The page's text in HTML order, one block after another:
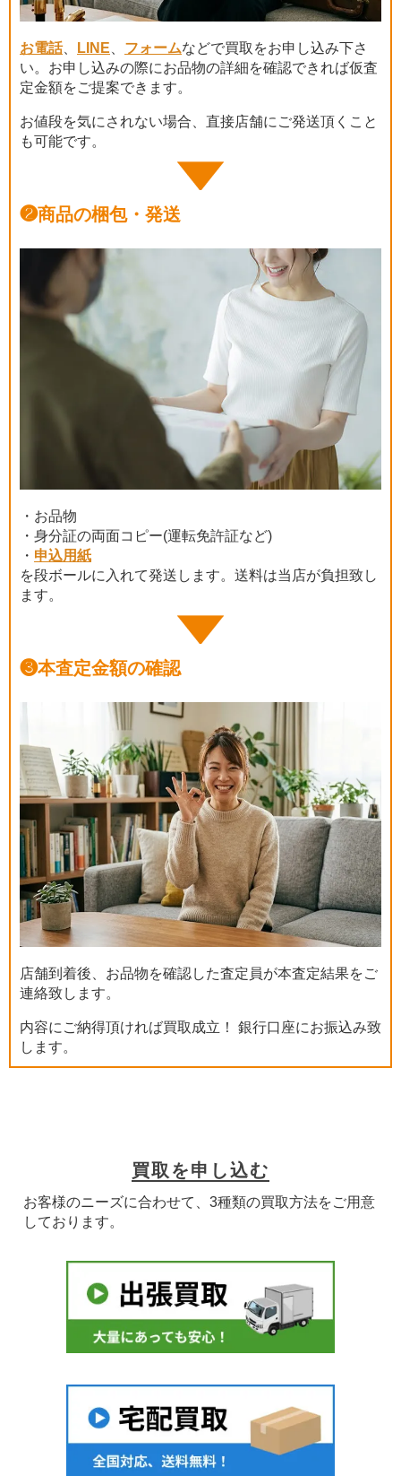
お電話、 LINE フォームなどで買取をお申し込み下さ
い。お申し込みの際にお品物の詳細を確認できれば仮査
定金額をご提案できます。
お値段を気にされない場合、直接店舗にご発送頂くこと
も可能です。
❷商品の梱包・発送
・お品物
・身分証の両面コピー(運転免許証など)
・ 申込用紙
を段ボールに入れて発送します。送料は当店が負担致し
ます。
❸本査定金額の確認
店舗到着後、お品物を確認した査定員が本査定結果をご
連絡致します。
内容にご納得頂ければ買取成立！ 銀行口座にお振込み致
します。
買取を申し込む
お客様のニーズに合わせて、3種類の買取方法をご用意
しております。